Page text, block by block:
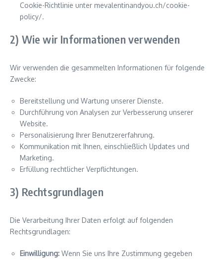
Cookie-Richtlinie unter mevalentinandyou.ch/cookie-
policy/.
2) Wie wir Informationen verwenden
Wir verwenden die gesammelten Informationen für folgende
Zwecke:
Bereitstellung und Wartung unserer Dienste.
Durchführung von Analysen zur Verbesserung unserer
Website.
Personalisierung Ihrer Benutzererfahrung.
Kommunikation mit Ihnen, einschließlich Updates und
Marketing.
Erfüllung rechtlicher Verpflichtungen.
3) Rechtsgrundlagen
Die Verarbeitung Ihrer Daten erfolgt auf folgenden
Rechtsgrundlagen:
Einwilligung: Wenn Sie uns Ihre Zustimmung gegeben